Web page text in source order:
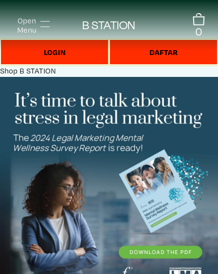
Open
Menu
B STATION 0
LOGIN DAFTAR
Shop B STATION